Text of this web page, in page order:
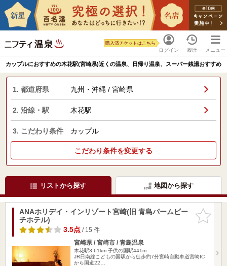
ログイン
購入済チケットはこちら
履歴 メニュー
カップルにおすすめの木花駅(宮崎県)近くの温泉、日帰り温泉、スーパー銭湯おすすめ
1. 都道府県 九州・沖縄 / 宮崎県
2. 沿線・駅 木花駅
3. こだわり条件 カップル
こだわり条件を変更する
リストから探す 地図から探す
お気に入
りに追加
ANAホリデイ・インリゾート宮崎(旧 青島パームビー
チホテル)
3.5点/ 15 件
宮崎県 / 宮崎市 / 青島温泉
木花駅3.61km 子供の国駅441m
JR日南線こどもの国駅から徒歩約7分宮崎自動車道宮崎IC
から国道22…